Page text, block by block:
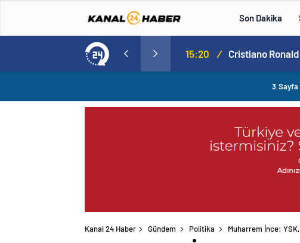
Son Dakika
Norweç silahlı kuvvetleri kadınlardan oluşan özel kuvvetler eğitimlerini başlattı. 15:20 /
3.Sayfa
Kanal 24 Haber Gündem Politika Muharrem İnce: